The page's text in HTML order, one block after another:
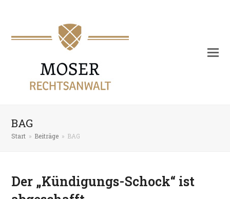
BAG
Start » Beiträge » BAG
Der „Kündigungs-Schock“ ist